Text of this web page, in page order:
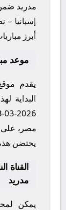
مدريد
إسبانيا –
أبرز
موعد
يقدم
البداية
2026-03-03
مصر،
يحتضن
القناة
مدريد
يمكن